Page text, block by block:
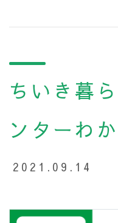
ちいき暮
ンターわ
2021.09.14